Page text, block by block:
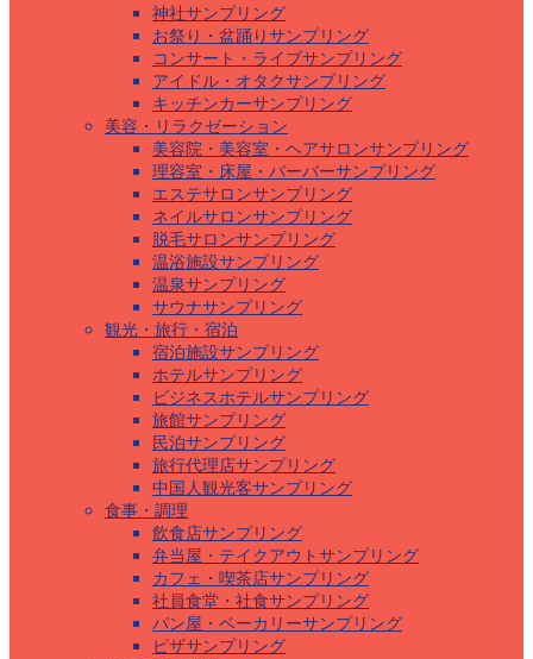
神社サンプリング
お祭り・盆踊りサンプリング
コンサート・ライブサンプリング
アイドル・オタクサンプリング
キッチンカーサンプリング
美容・リラクゼーション
美容院・美容室・ヘアサロンサンプリング
理容室・床屋・バーバーサンプリング
エステサロンサンプリング
ネイルサロンサンプリング
脱毛サロンサンプリング
温浴施設サンプリング
温泉サンプリング
サウナサンプリング
観光・旅行・宿泊
宿泊施設サンプリング
ホテルサンプリング
ビジネスホテルサンプリング
旅館サンプリング
民泊サンプリング
旅行代理店サンプリング
中国人観光客サンプリング
食事・調理
飲食店サンプリング
弁当屋・テイクアウトサンプリング
カフェ・喫茶店サンプリング
社員食堂・社食サンプリング
パン屋・ベーカリーサンプリング
ピザサンプリング